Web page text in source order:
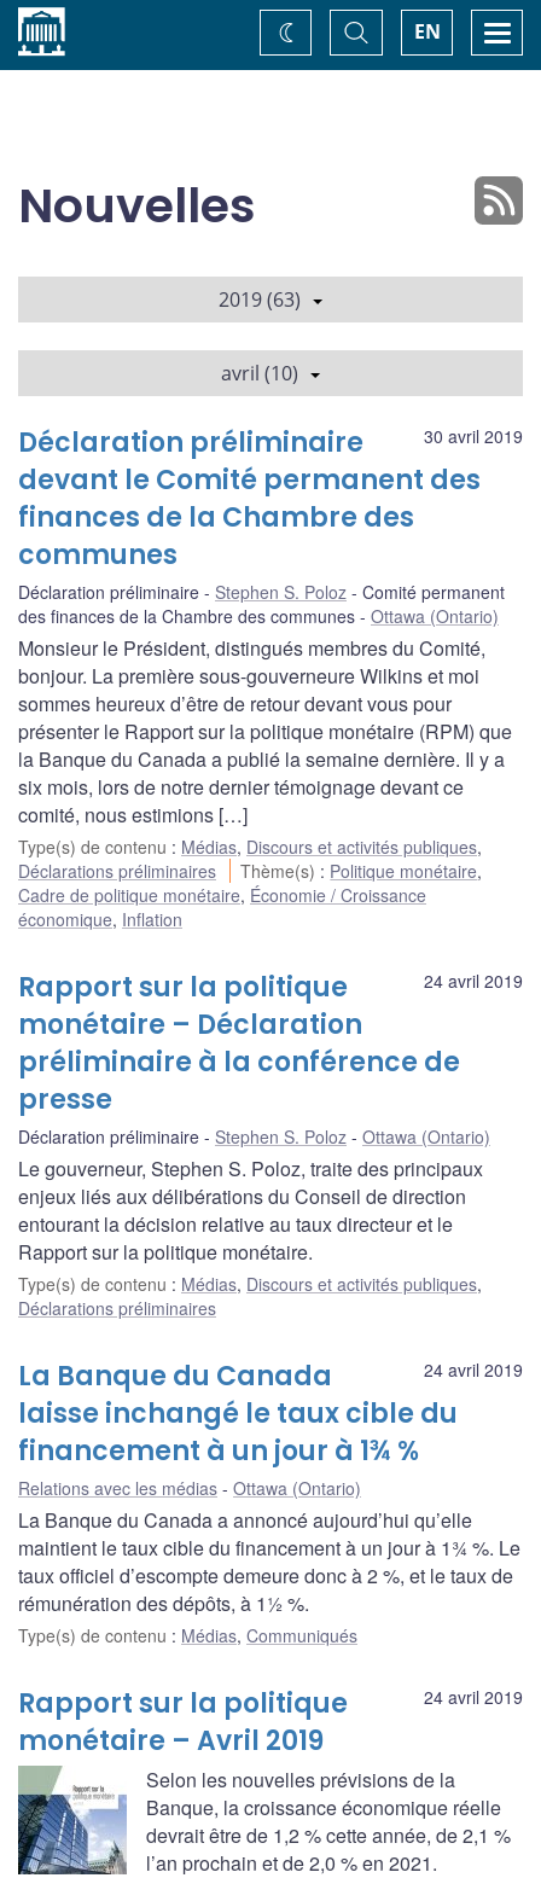
Accueil EN
Basculer
la
recherche
Changez
de
Nouvelles
2019 (63)
avril (10)
30 avril 2019
Déclaration préliminaire
devant le Comité permanent des
finances de la Chambre des
communes
Déclaration préliminaire Stephen S. Poloz
Comité permanent
des finances de la Chambre des communes
Ottawa (Ontario)
Monsieur le Président, distingués membres du Comité,
bonjour. La première sous-gouverneure Wilkins et moi
sommes heureux d’être de retour devant vous pour
présenter le Rapport sur la politique monétaire (RPM) que
la Banque du Canada a publié la semaine dernière. Il y a
six mois, lors de notre dernier témoignage devant ce
comité, nous estimions […]
Type(s) de contenu : Médias, Discours et activités publiques,
Déclarations préliminaires
Thème(s) : Politique monétaire,
Cadre de politique monétaire, Économie / Croissance
économique, Inflation
24 avril 2019
Rapport sur la politique
monétaire – Déclaration
préliminaire à la conférence de
presse
Déclaration préliminaire Stephen S. Poloz Ottawa (Ontario)
Le gouverneur, Stephen S. Poloz, traite des principaux
enjeux liés aux délibérations du Conseil de direction
entourant la décision relative au taux directeur et le
Rapport sur la politique monétaire.
Type(s) de contenu : Médias, Discours et activités publiques,
Déclarations préliminaires
24 avril 2019
La Banque du Canada
laisse inchangé le taux cible du
financement à un jour à 1¾ %
Relations avec les médias Ottawa (Ontario)
La Banque du Canada a annoncé aujourd’hui qu’elle
maintient le taux cible du financement à un jour à 1¾ %. Le
taux officiel d’escompte demeure donc à 2 %, et le taux de
rémunération des dépôts, à 1½ %.
Type(s) de contenu : Médias, Communiqués
24 avril 2019
Rapport sur la politique
monétaire – Avril 2019
Selon les nouvelles prévisions de la
Banque, la croissance économique réelle
devrait être de 1,2 % cette année, de 2,1 %
l’an prochain et de 2,0 % en 2021.